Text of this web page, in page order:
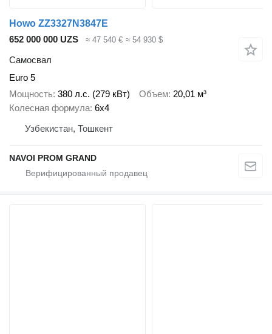
Howo ZZ3327N3847E
652 000 000 UZS
≈ 47 540 € ≈ 54 930 $
Самосвал
Euro 5
Мощность 380 л.с. (279 кВт) Объем 20,01 м³
Колесная формула 6x4
Узбекистан, Тошкент
NAVOI PROM GRAND